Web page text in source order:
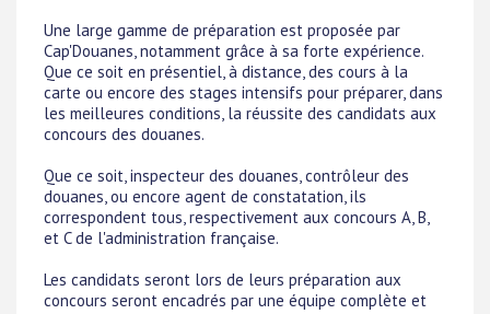
Une large gamme de préparation est proposée par
Cap'Douanes, notamment grâce à sa forte expérience.
Que ce soit en présentiel, à distance, des cours à la
carte ou encore des stages intensifs pour préparer, dans
les meilleures conditions, la réussite des candidats aux
concours des douanes.
Que ce soit, inspecteur des douanes, contrôleur des
douanes, ou encore agent de constatation, ils
correspondent tous, respectivement aux concours A, B,
et C de l'administration française.
Les candidats seront lors de leurs préparation aux
concours seront encadrés par une équipe complète et